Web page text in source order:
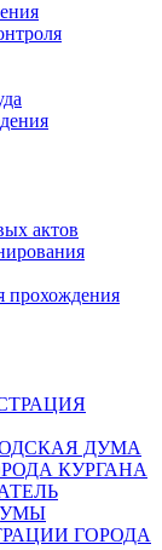
актов
прохождения
ДУМА
КУРГАНА
ГОРОДА